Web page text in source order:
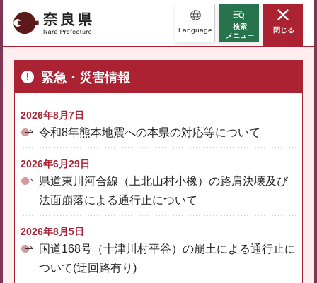
奈良県 Language
検索
メニュー
閉じる
緊急・災害情報
2026年8月7日
令和8年熊本地震への本県の対応等について
2026年6月29日
県道東川河合線（上北山村小橡）の路肩決壊及び
法面崩落による通行止について
2026年8月5日
国道168号（十津川村平谷）の崩土による通行止に
ついて(迂回路有り)